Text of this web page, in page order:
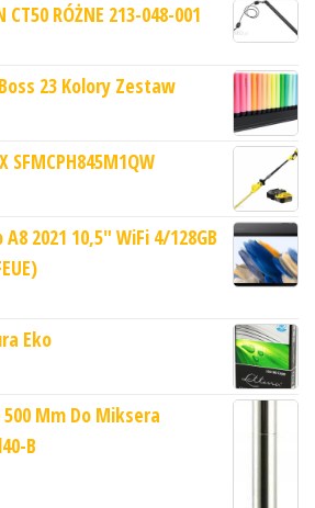
CT50 RÓŻNE 213-048-001
23 Kolory Zestaw
SFMCPH845M1QW
2021 10,5" WiFi 4/128GB
Eko
Mm Do Miksera
B